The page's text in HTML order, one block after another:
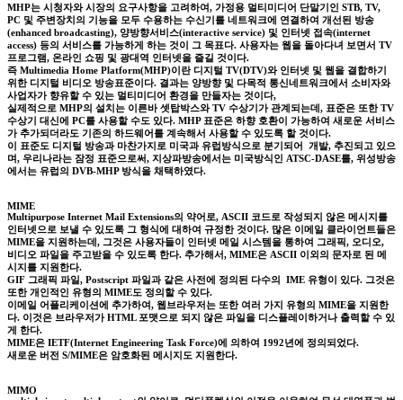
MHP는 시청자와 시장의 요구사항을 고려하여, 가정용 멀티미디어 단말기인 STB, TV,
PC 및 주변장치의 기능을 모두 수용하는 수신기를 네트워크에 연결하여 개선된 방송
(enhanced broadcasting), 양방향서비스(interactive service) 및 인터넷 접속(internet
access) 등의 서비스를 가능하게 하는 것이 그 목표다. 사용자는 웹을 돌아다녀 보면서 TV
프로그램, 온라인 쇼핑 및 광대역 인터넷을 즐길 것이다.
즉 Multimedia Home Platform(MHP)이란 디지털 TV(DTV)와 인터넷 및 웹을 결합하기
위한 디지털 비디오 방송표준이다. 결과는 양방향 및 다목적 통신네트워크에서 소비자와
사업자가 향유할 수 있는 멀티미디어 환경을 만들자는 것이다,
실제적으로 MHP의 설치는 이른바 셋탑박스와 TV 수상기가 관계되는데, 표준은 또한 TV
수상기 대신에 PC를 사용할 수도 있다. MHP 표준은 하향 호환이 가능하여 새로운 서비스
가 추가되더라도 기존의 하드웨어를 계속해서 사용할 수 있도록 할 것이다.
이 표준도 디지털 방송과 마찬가지로 미국과 유럽방식으로 분기되어 개발, 추진되고 있으
며, 우리나라는 잠정 표준으로써, 지상파방송에서는 미국방식인 ATSC-DASE를, 위성방송
에서는 유럽의 DVB-MHP 방식을 채택하였다.
MIME
Multipurpose Internet Mail Extensions의 약어로, ASCII 코드로 작성되지 않은 메시지를
인터넷으로 보낼 수 있도록 그 형식에 대하여 규정한 것이다. 많은 이메일 클라이언트들은
MIME을 지원하는데, 그것은 사용자들이 인터넷 메일 시스템을 통하여 그래픽, 오디오,
비디오 파일을 주고받을 수 있도록 한다. 추가해서, MIME은 ASCII 이외의 문자로 된 메
시지를 지원한다.
GIF 그래픽 파일, Postscript 파일과 같은 사전에 정의된 다수의 IME 유형이 있다. 그것은
또한 개인적인 유형의 MIME도 정의할 수 있다.
이메일 어플리케이션에 추가하여, 웹브라우저는 또한 여러 가지 유형의 MIME을 지원한
다. 이것은 브라우저가 HTML 포맷으로 되지 않은 파일을 디스플레이하거나 출력할 수 있
게 한다.
MIME은 IETF(Internet Engineering Task Force)에 의하여 1992년에 정의되었다.
새로운 버전 S/MIME은 암호화된 메시지도 지원한다.
MIMO